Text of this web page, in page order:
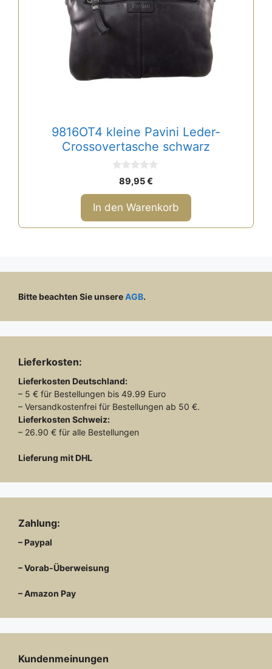
9816OT4 kleine Pavini Leder-
Crossovertasche schwarz
o
n
5
89,95€
In den Warenkorb
Bitte beachten Sie unsereAGB.
Lieferkosten:
Lieferkosten Deutschland:
– 5 € für Bestellungen bis 49.99 Euro
– Versandkostenfrei für Bestellungen ab 50 €.
Lieferkosten Schweiz:
– 26.90 € für alle Bestellungen
Lieferung mit DHL
Zahlung:
– Paypal
– Vorab-Überweisung
– Amazon Pay
Kundenmeinungen